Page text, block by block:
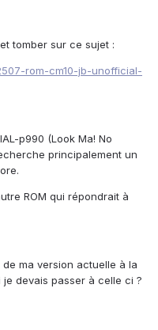
tomber sur ce sujet :
rom-cm10-jb-unofficial-
p990 (Look Ma! No
principalement un
ROM qui répondrait à
ma version actuelle à la
je devais passer à celle ci ?